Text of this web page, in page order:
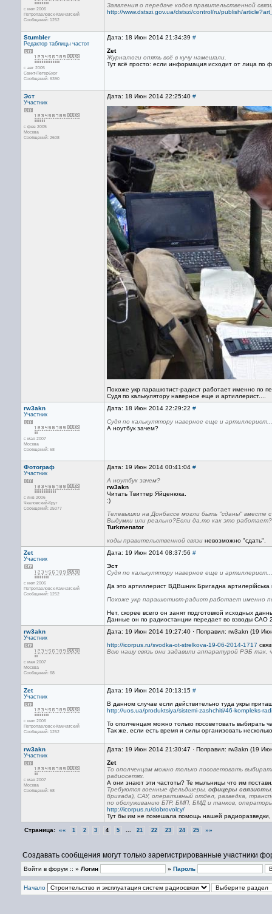
с июл 2006
Петропавловск-Камчатский
Сообщений: 1252
Заявления о передаче кодов правительственной
http://www.dstszi.gov.ua/dstszi/control/ru/publish/
Stumbler
Редактор таблицы частот
с авг 2005
Санкт-Петербург
Сообщений: 6390
Дата: 18 Июн 2014 21:34:39 #
Zet
Журналюги опять всё в кучу намешали.
Тут всё просто: если информация исходит от лица по
Эст
Участник
с фев 2005
Москва
Сообщений: 2608
Дата: 18 Июн 2014 22:25:40 #
Похоже укр парашютист-радист работает именно по
Судя по калькулятору наверное еще и артиллерист....
rw3akn
Участник
с мая 2007
Москва
Сообщений: 68
Дата: 18 Июн 2014 22:29:22 #
Судя по калькулятору наверное еще и
А ноутбук зачем?
Фотограф
Участник
с янв 2006
Чкаловский-Круг
Сообщений: 25077
Дата: 19 Июн 2014 00:41:04 #
А ноутбук зачем?
rw3akn
Читать Твиттер Яйценюка.
:)
Телевышки на Донбассе могли быть "сданы" вместе
Выдумки или реально?Если да,то как это работает?
Turkmenator
коды правительственной связи невозможно "сдать".
Zet
Участник
с июл 2006
Петропавловск-Камчатский
Сообщений: 1252
Дата: 19 Июн 2014 08:37:56 #
Эст
Судя по калькулятору наверное еще и
Да это артиллерист ВДВшник Бригадна артилерійська
Похоже укр парашютист-радист работает именно
Нет, скорее всего он занят подготовкой исходных
Данные он по радиостанции передает во взводы САО
rw3akn
Участник
с мая 2007
Москва
Сообщений: 68
Дата: 19 Июн 2014 19:27:40 · Поправил: rw3akn (19
http://icorpus.ru/svodka-ot-strelkova-19-06-2014-1717
Всю нашу связь они задавили аппаратурой РЭБ так,
Zet
Участник
с июл 2006
Петропавловск-Камчатский
Сообщений: 1252
Дата: 19 Июн 2014 20:13:15 #
В данном случае если действительно туда укры
http://uos.ua/produktsiya/sistemi-zashchiti/46-kompleks-
То ополченцам можно только посоветовать выбирать
Так же, если есть время и силы организовать
rw3akn
Участник
с мая 2007
Москва
Сообщений: 68
Дата: 19 Июн 2014 21:30:47 · Поправил: rw3akn (19
Zet
То ополченцам можно только посоветовать
радиосетях.
А они знают эти частоты? Те мыльницы что им
Требуются военные фельдшеры, офицеры связисты
бригада), САУ, оперативный отдел, разведка,
по обслуживанию БТР, БМП, БМД и танков, операторы
http://icorpus.ru/dobrovolcy/
Тут бы им не помешала помощь нашей
Страница: «« 1 2 3 4 5 21 22 23 24 25 »»
Создавать сообщения могут только зарегистрированные участники
Войти в форум :: » Логин » Пароль
Начало